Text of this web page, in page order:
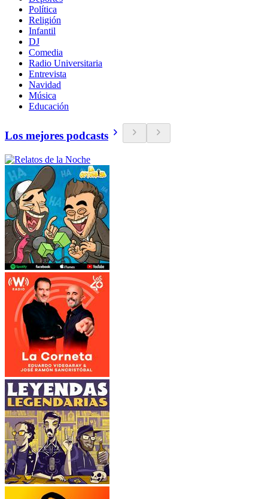
Política
Religión
Infantil
DJ
Comedia
Radio Universitaria
Entrevista
Navidad
Música
Educación
Los mejores podcasts